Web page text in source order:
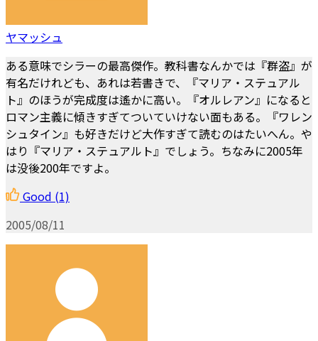
ヤマッシュ
ある意味でシラーの最高傑作。教科書なんかでは『群盗』が
有名だけれども、あれは若書きで、『マリア・ステュアル
ト』のほうが完成度は遙かに高い。『オルレアン』になると
ロマン主義に傾きすぎてついていけない面もある。『ワレン
シュタイン』も好きだけど大作すぎて読むのはたいへん。や
はり『マリア・ステュアルト』でしょう。ちなみに2005年
は没後200年ですよ。
Good (1)
2005/08/11